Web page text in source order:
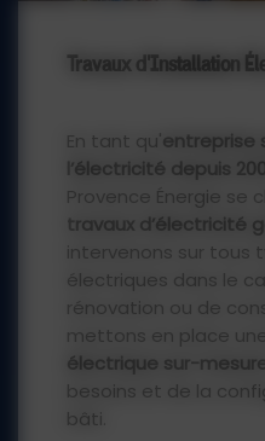
Travaux d'Installation
En tant qu'entreprise
l’électricité depuis
Provence Énergie se
travaux d’électricité
intervenons sur tous
électriques dans le
rénovation ou de
mettons en place
électrique sur-
besoins et de la
bâti.